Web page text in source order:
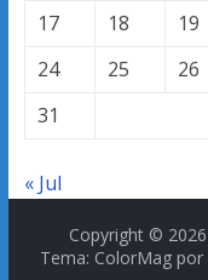
17
18 19
24
25 26
31
« Jul
Copyright © 2026
Tema: ColorMag por